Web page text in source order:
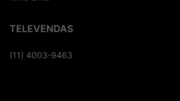
TELEVENDAS
(11) 4003-9463